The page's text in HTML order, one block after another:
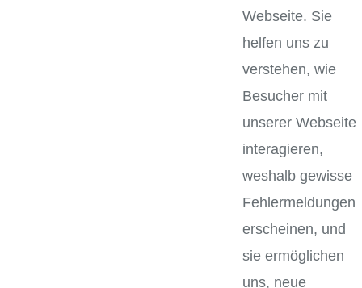
Webseite. Sie
helfen uns zu
verstehen, wie
Besucher mit
unserer Webseite
interagieren,
weshalb gewisse
Fehlermeldungen
erscheinen, und
sie ermöglichen
uns, neue